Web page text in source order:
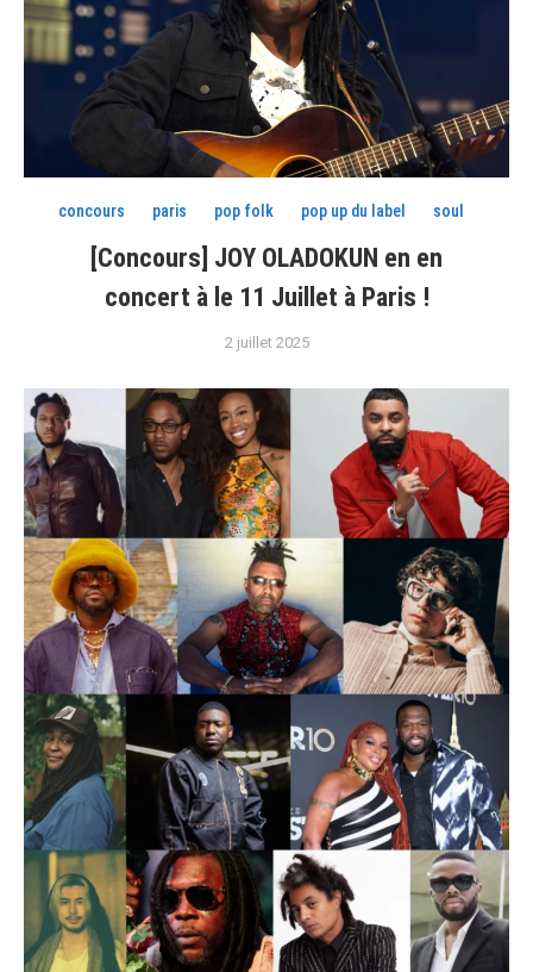
concours paris pop folk pop up du label soul
[Concours] JOY OLADOKUN en en
concert à le 11 Juillet à Paris !
2 juillet 2025